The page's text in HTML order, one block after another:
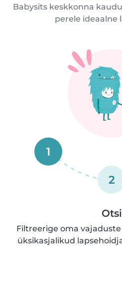
Babysits keskkonna
perele ideaalne
1
2
Otsi
Filtreerige oma
üksikasjalikud